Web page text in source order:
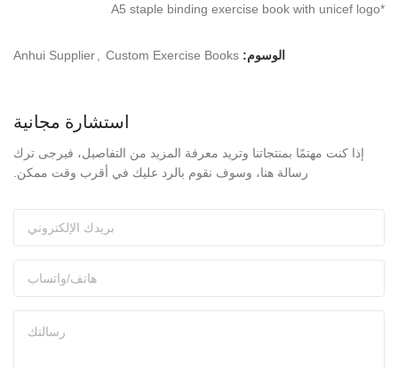
*A5 staple binding exercise book with unicef logo
الوسوم: Anhui Supplier, Custom Exercise Books
استشارة مجانية
إذا كنت مهتمًا بمنتجاتنا وتريد معرفة المزيد من التفاصيل، فيرجى ترك
رسالة هنا، وسوف نقوم بالرد عليك في أقرب وقت ممكن.